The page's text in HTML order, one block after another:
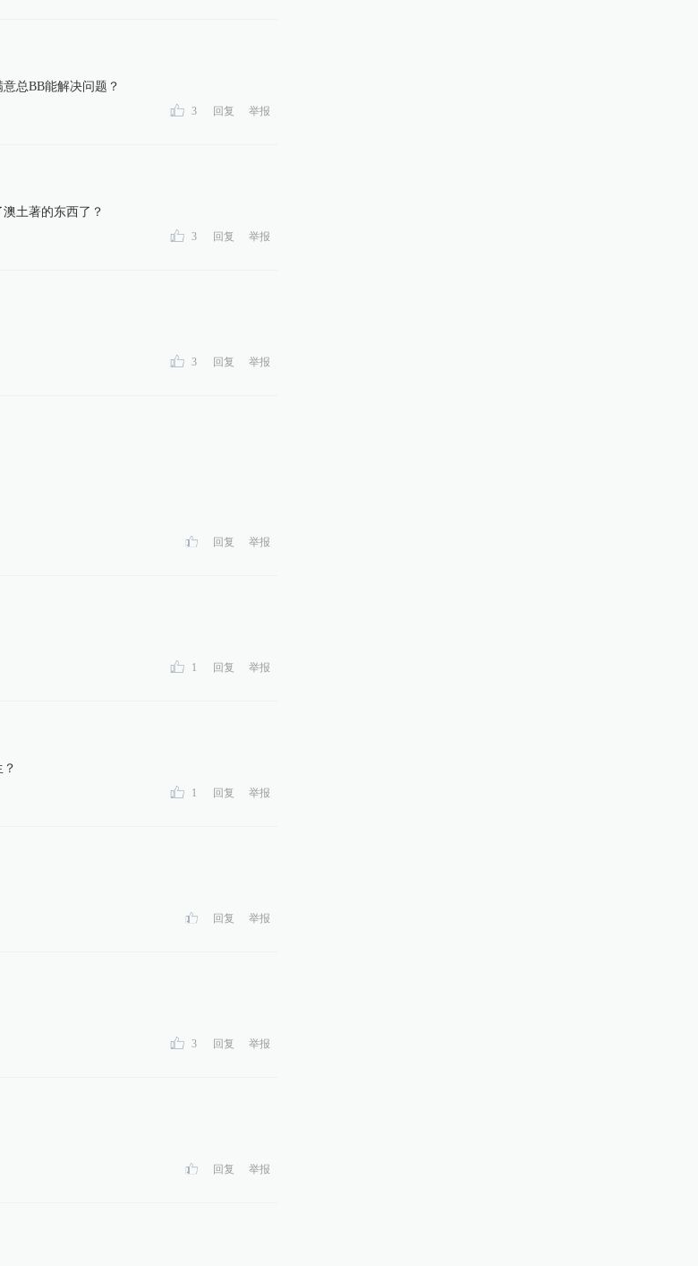
总BB能解决问题？
3 回复 举报
土著的东西了？
3 回复 举报
3 回复 举报
回复 举报
1 回复 举报
1 回复 举报
回复 举报
3 回复 举报
回复 举报